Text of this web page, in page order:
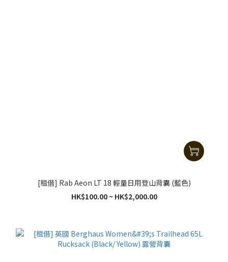
[租借] Rab Aeon LT 18 輕量日用登山背囊 (藍色)
HK$100.00 ~ HK$2,000.00